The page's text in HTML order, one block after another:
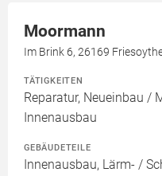
Moormann
Im Brink 6, 26169
TÄTIGKEITEN
Reparatur, Neueinbau /
Innenausbau
GEBÄUDETEILE
Innenausbau, Lärm- /